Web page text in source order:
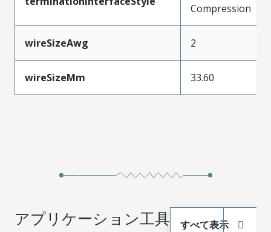
Compression
wireSizeAwg 2
wireSizeMm 33.60
アプリケーション工具 すべて表示